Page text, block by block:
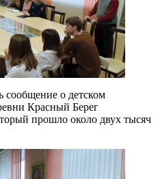
сообщение о детском
Красный Берег
прошло около двух тысяч